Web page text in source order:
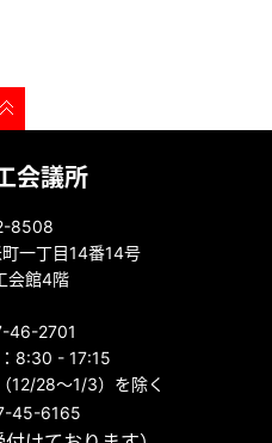
会議所
8508
一丁目14番14号
会館4階
46-2701
8:30 - 17:15
12/28～1/3）を除く
45-6165